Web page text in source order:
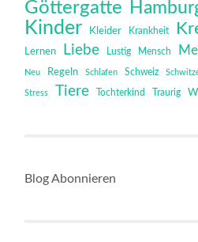
Göttergatte
Kinder Kleider Krankheit
Lernen Liebe Lustig Mensch
Neu Regeln Schlafen Schweiz
Stress Tiere Tochterkind Traurig
Blog Abonnieren